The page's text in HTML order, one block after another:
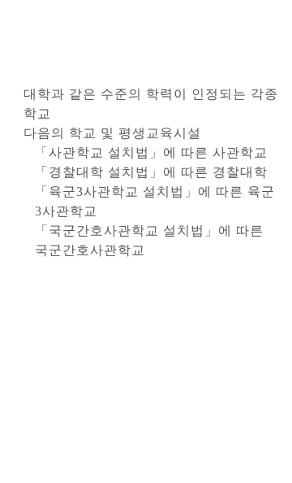
대학과 같은 수준의 학력이 인정되는 각종
학교
다음의 학교 및 평생교육시설
「사관학교 설치법」에 따른 사관학교
「경찰대학 설치법」에 따른 경찰대학
「육군3사관학교 설치법」에 따른 육군
3사관학교
「국군간호사관학교 설치법」에 따른
국군간호사관학교